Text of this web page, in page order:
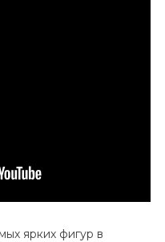
ярких фигур в